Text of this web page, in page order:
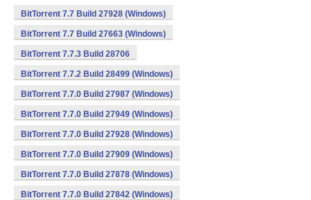
BitTorrent 7.7 Build 27928 (Windows)
BitTorrent 7.7 Build 27663 (Windows)
BitTorrent 7.7.3 Build 28706
BitTorrent 7.7.2 Build 28499 (Windows)
BitTorrent 7.7.0 Build 27987 (Windows)
BitTorrent 7.7.0 Build 27949 (Windows)
BitTorrent 7.7.0 Build 27928 (Windows)
BitTorrent 7.7.0 Build 27909 (Windows)
BitTorrent 7.7.0 Build 27878 (Windows)
BitTorrent 7.7.0 Build 27842 (Windows)